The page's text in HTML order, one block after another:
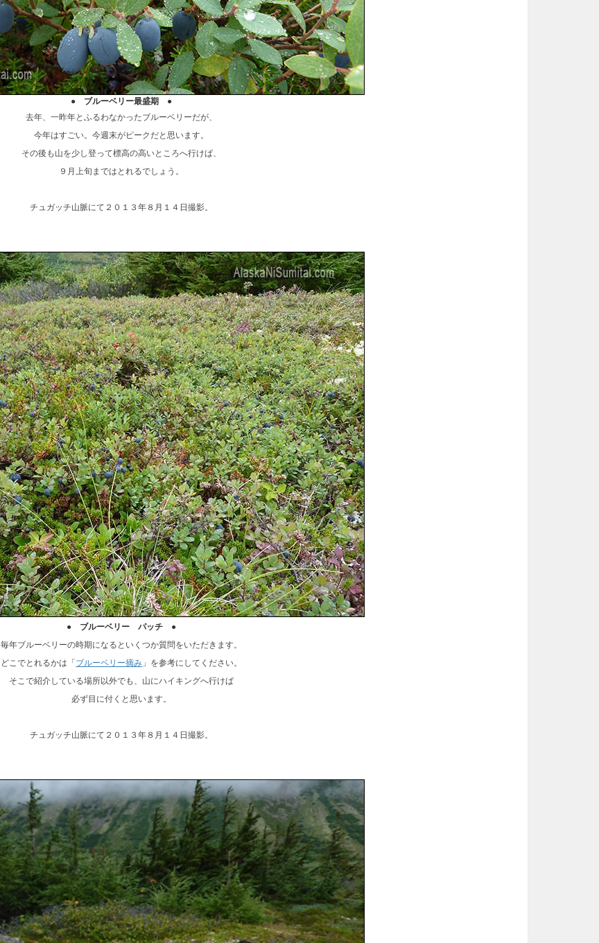
● ブルーベリー最盛期 ●
去年、一昨年とふるわなかったブルーベリーだが、
今年はすごい。今週末がピークだと思います。
その後も山を少し登って標高の高いところへ行けば、
９月上旬まではとれるでしょう。
チュガッチ山脈にて２０１３年８月１４日撮影。
● ブルーベリー パッチ ●
毎年ブルーベリーの時期になるといくつか質問をいただきます。
どこでとれるかは「 ブルーベリー摘み 」を参考にしてください。
そこで紹介している場所以外でも、山にハイキングへ行けば
必ず目に付くと思います。
チュガッチ山脈にて２０１３年８月１４日撮影。